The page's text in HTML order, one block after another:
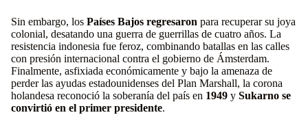
Sin embargo, los Países Bajos regresaron para recuperar su joya
colonial, desatando una guerra de guerrillas de cuatro años. La
resistencia indonesia fue feroz, combinando batallas en las calles
con presión internacional contra el gobierno de Ámsterdam.
Finalmente, asfixiada económicamente y bajo la amenaza de
perder las ayudas estadounidenses del Plan Marshall, la corona
holandesa reconoció la soberanía del país en 1949 y Sukarno se
convirtió en el primer presidente.